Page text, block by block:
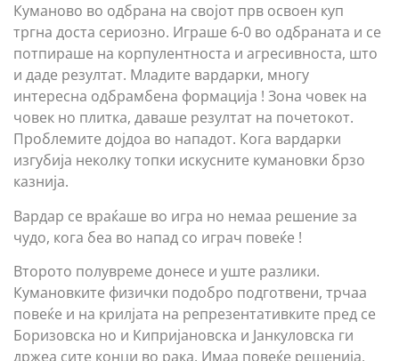
Куманово во одбрана на својот прв освоен куп
тргна доста сериозно. Играше 6-0 во одбраната и се
потпираше на корпулентноста и агресивноста, што
и даде резултат. Младите вардарки, многу
интересна одбрамбена формација ! Зона човек на
човек но плитка, даваше резултат на почетокот.
Проблемите дојдоа во нападот. Кога вардарки
изгубија неколку топки искусните кумановки брзо
казнија.
Вардар се враќаше во игра но немаа решение за
чудо, кога беа во напад со играч повеќе !
Второто полувреме донесе и уште разлики.
Кумановките физички подобро подготвени, трчаа
повеќе и на крилјата на репрезентативките пред се
Боризовска но и Кипријановска и Јанкуловска ги
држеа сите конци во рака. Имаа повеќе решенија,